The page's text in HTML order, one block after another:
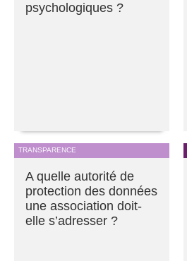
psychologiques ?
TRANSPARENCE
A quelle autorité de
protection des données
une association doit-
elle s’adresser ?